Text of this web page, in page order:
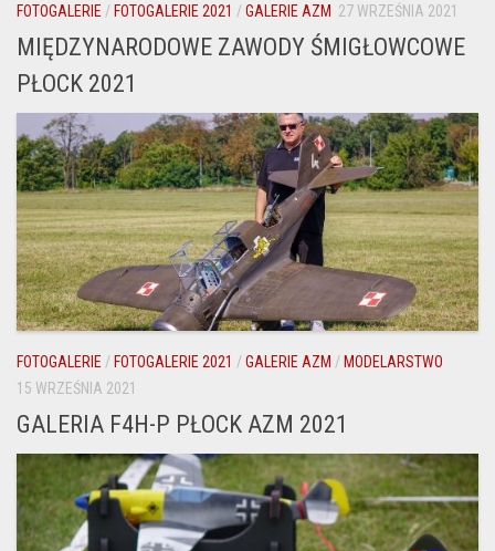
FOTOGALERIE / FOTOGALERIE 2021 /GALERIE AZM 27 WRZEŚNIA 2021
MIĘDZYNARODOWE ZAWODY ŚMIGŁOWCOWE
PŁOCK 2021
FOTOGALERIE / FOTOGALERIE 2021 /GALERIE AZM / MODELARSTWO
15 WRZEŚNIA 2021
GALERIA F4H-P PŁOCK AZM 2021